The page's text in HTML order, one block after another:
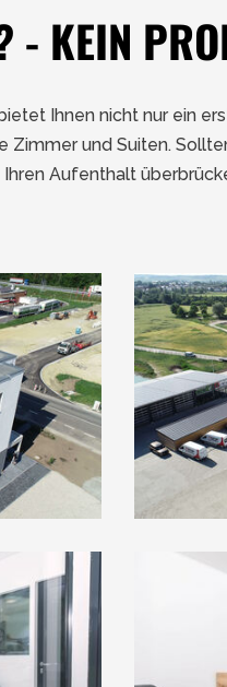
- KEIN
Ihnen nicht nur ein
und Suiten.
Aufenthalt